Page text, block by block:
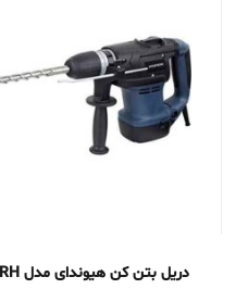
دریل بتن کن هیوندای مدل HP9532-RH